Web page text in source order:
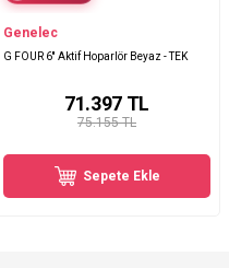
Genelec
G FOUR 6'' Aktif Hoparlör Beyaz - TEK
75.155 TL
71.397TL
Sepete Ekle